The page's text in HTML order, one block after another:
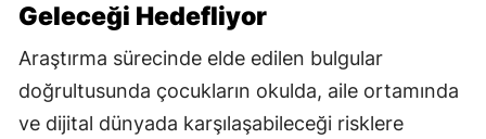
Geleceği Hedefliyor
Araştırma sürecinde elde edilen bulgular
doğrultusunda çocukların okulda, aile ortamında
ve dijital dünyada karşılaşabileceği risklere